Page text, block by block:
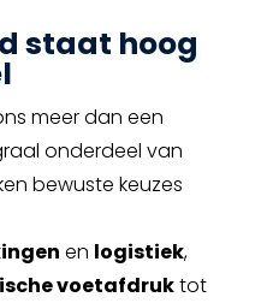
staat hoog
meer dan een
onderdeel van
bewuste keuzes
en logistiek,
voetafdruktot